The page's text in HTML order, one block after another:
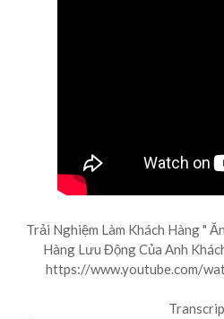
Trải Nghiệm Làm Khách Hàng "
Hàng Lưu Động Của Anh
https://www.youtube.com/